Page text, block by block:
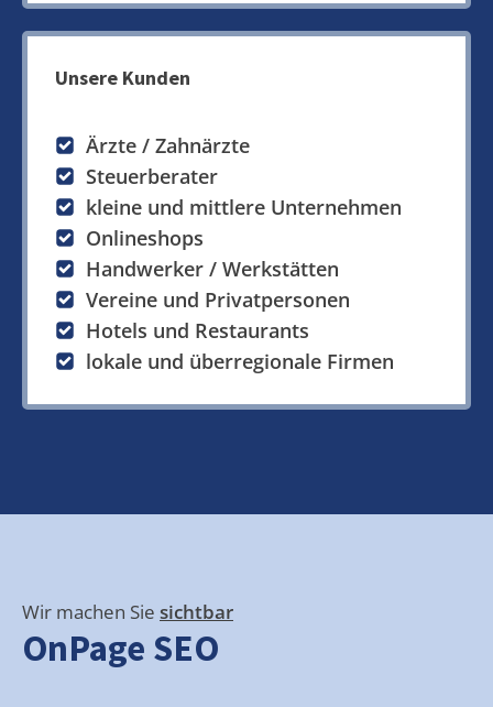
Unsere Kunden
Ärzte / Zahnärzte
Steuerberater
kleine und mittlere Unternehmen
Onlineshops
Handwerker / Werkstätten
Vereine und Privatpersonen
Hotels und Restaurants
lokale und überregionale Firmen
Wir machen Sie sichtbar
OnPage SEO